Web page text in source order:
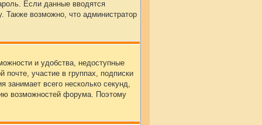
Если данные вводятся
Также возможно, что администратор
и удобства, недоступные
участие в группах, подписки
всего несколько секунд,
возможностей форума. Поэтому